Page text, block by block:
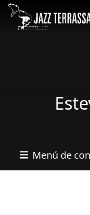
Pasar al contenido
Menú de